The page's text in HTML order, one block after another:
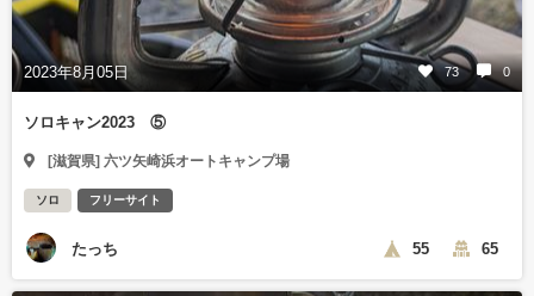
2023年8月05日 73 0
ソロキャン2023 ⑤
[滋賀県] 六ツ矢崎浜オートキャンプ場
ソロ フリーサイト
たっち 55 65